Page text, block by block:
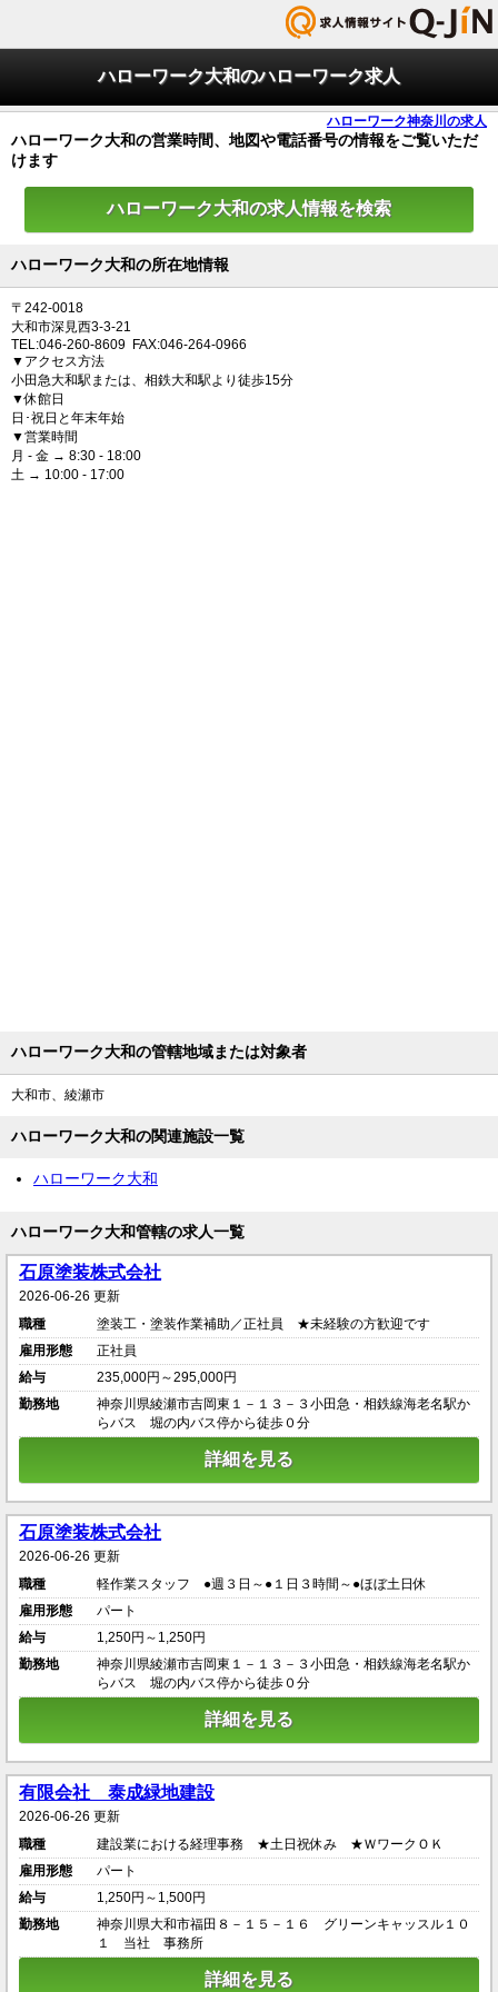
ハローワーク大和のハローワーク求人
ハローワーク神奈川の求人
ハローワーク大和の営業時間、地図や電話番号の情報をご覧いただ
けます
ハローワーク大和の求人情報を検索
ハローワーク大和の所在地情報
〒242-0018
大和市深見西3-3-21
TEL:046-260-8609 FAX:046-264-0966
▼アクセス方法
小田急大和駅または、相鉄大和駅より徒歩15分
▼休館日
日･祝日と年末年始
▼営業時間
月 - 金 → 8:30 - 18:00
土 → 10:00 - 17:00
ハローワーク大和の管轄地域または対象者
大和市、綾瀬市
ハローワーク大和の関連施設一覧
ハローワーク大和
ハローワーク大和管轄の求人一覧
石原塗装株式会社
2026-06-26 更新
職種
塗装工・塗装作業補助／正社員 ★未経験の方歓迎です
雇用形態
正社員
給与
235,000円～295,000円
勤務地
神奈川県綾瀬市吉岡東１－１３－３小田急・相鉄線海老名駅か
らバス 堀の内バス停から徒歩０分
詳細を見る
石原塗装株式会社
2026-06-26 更新
職種
軽作業スタッフ ●週３日～●１日３時間～●ほぼ土日休
雇用形態
パート
給与
1,250円～1,250円
勤務地
神奈川県綾瀬市吉岡東１－１３－３小田急・相鉄線海老名駅か
らバス 堀の内バス停から徒歩０分
詳細を見る
有限会社 泰成緑地建設
2026-06-26 更新
職種
建設業における経理事務 ★土日祝休み ★ＷワークＯＫ
雇用形態
パート
給与
1,250円～1,500円
勤務地
神奈川県大和市福田８－１５－１６ グリーンキャッスル１０
１ 当社 事務所
詳細を見る